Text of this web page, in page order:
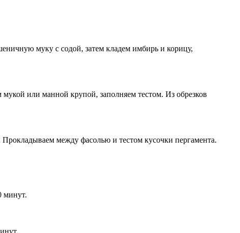
муку с содой, затем кладем имбирь и корицу,
или манной крупой, заполняем тестом. Из обрезков
между фасолью и тестом кусочки пергамента.
минут.